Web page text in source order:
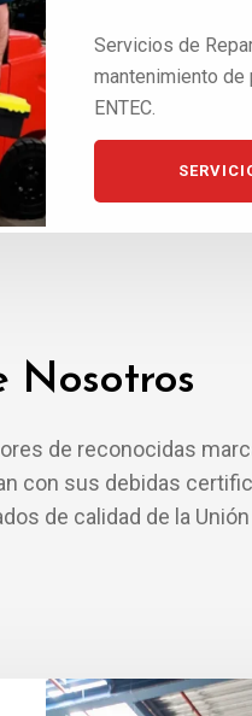
Servicios de
mantenimiento de
ENTEC.
Nosotros
de reconocidas
con sus debidas
de calidad de la Unión